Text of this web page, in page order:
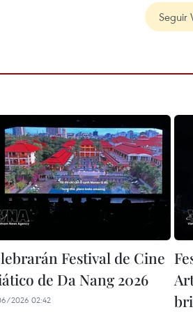
Seguir
Festival de Cine
de Da Nang 2026
2026 02:42